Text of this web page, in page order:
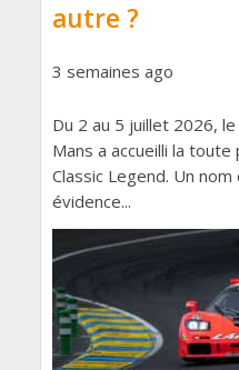
autre ?
3 semaines ago
Du 2 au 5 juillet 2026,
Mans a accueilli la
Classic Legend. Un
évidence...